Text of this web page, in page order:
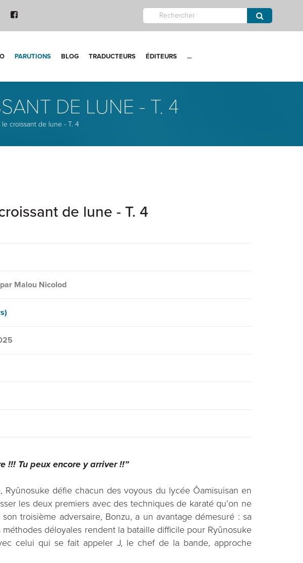
PARUTIONS BLOG TRADUCTEURS ÉDITEURS ...
DE LUNE - T. 4
croissant de lune - T. 4
de lune - T. 4
Malou Nicolod
!!! Tu peux encore y arriver !!”
Ryûnosuke défie chacun des voyous du lycée Ôamisuisan en
les deux premiers avec des techniques de karaté qu’on ne
troisième adversaire, Bonzu, a un avantage démesuré : sa
déloyales rendent la bataille difficile pour Ryûnosuke
celui qui se fait appeler J, le chef de la bande, approche